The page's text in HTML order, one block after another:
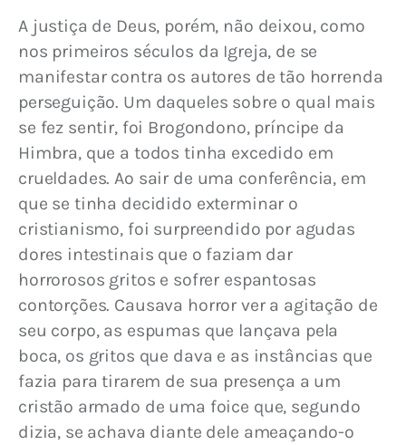
A justiça de Deus, porém, não deixou, como
nos primeiros séculos da Igreja, de se
manifestar contra os autores de tão horrenda
perseguição. Um daqueles sobre o qual mais
se fez sentir, foi Brogondono, príncipe da
Himbra, que a todos tinha excedido em
crueldades. Ao sair de uma conferência, em
que se tinha decidido exterminar o
cristianismo, foi surpreendido por agudas
dores intestinais que o faziam dar
horrorosos gritos e sofrer espantosas
contorções. Causava horror ver a agitação de
seu corpo, as espumas que lançava pela
boca, os gritos que dava e as instâncias que
fazia para tirarem de sua presença a um
cristão armado de uma foice que, segundo
dizia, se achava diante dele ameaçando-o